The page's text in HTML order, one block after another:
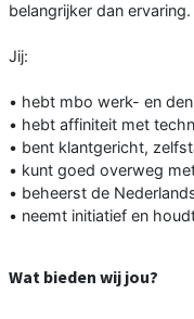
belangrijker dan ervaring.
Jij:
• hebt mbo werk- en
• hebt affiniteit met
• bent klantgericht,
• kunt goed overweg
• beheerst de
• neemt initiatief en
Wat bieden wij jou?